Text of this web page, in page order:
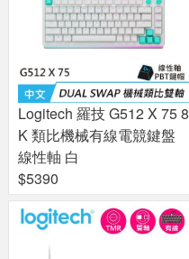
Logitech 羅技 G512 X 75 8
K 類比機械有線電競鍵盤
線性軸 白
$5390